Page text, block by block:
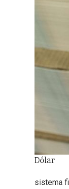
Dólar
sistema